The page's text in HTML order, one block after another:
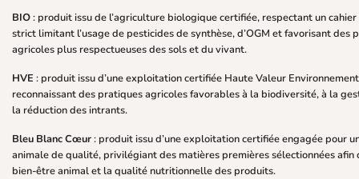
BIO: produit issu de l’agriculture biologique certifiée, respectant un
strict limitant l’usage de pesticides de synthèse, d’OGM et favorisant des
agricoles plus respectueuses des sols et du vivant.
HVE : produit issu d’une exploitation certifiée Haute Valeur
reconnaissant des pratiques agricoles favorables à la biodiversité, à la
la réduction des intrants.
Bleu Blanc Cœur: produit issu d’une exploitation certifiée engagée pour
animale de qualité, privilégiant des matières premières sélectionnées afin
bien-être animal et la qualité nutritionnelle des produits.